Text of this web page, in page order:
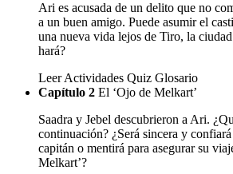
Ari es acusada de un delito que no
a un buen amigo. Puede asumir el
una nueva vida lejos de Tiro, la
hará?
Leer Actividades Quiz Glosario
Capítulo 2 El ‘Ojo de Melkart’
Saadra y Jebel descubrieron a Ari.
continuación? ¿Será sincera y
capitán o mentirá para asegurar su
Melkart’?